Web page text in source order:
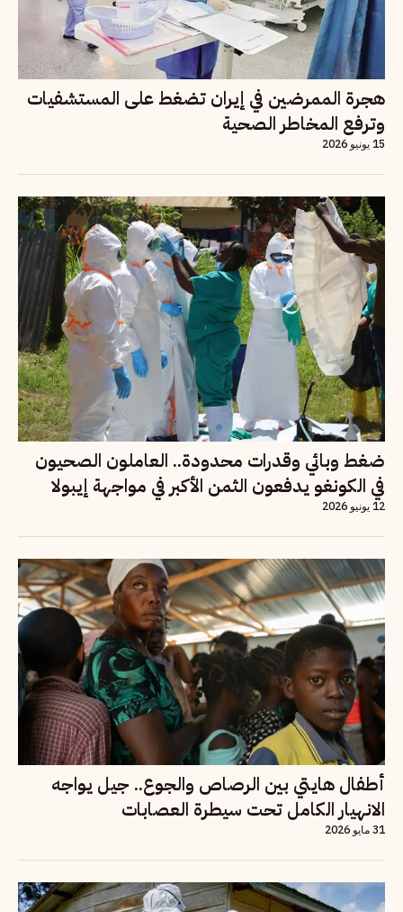
هجرة الممرضين في إيران تضغط على المستشفيات
وترفع المخاطر الصحية
15 يونيو 2026
ضغط وبائي وقدرات محدودة.. العاملون الصحيون
في الكونغو يدفعون الثمن الأكبر في مواجهة إيبولا
12 يونيو 2026
أطفال هايتي بين الرصاص والجوع.. جيل يواجه
الانهيار الكامل تحت سيطرة العصابات
31 مايو 2026